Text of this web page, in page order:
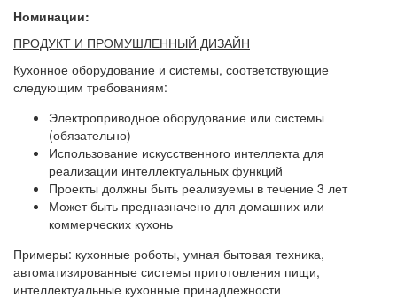
Номинации:
ПРОДУКТ И ПРОМУШЛЕННЫЙ ДИЗАЙН
Кухонное оборудование и системы, соответствующие
следующим требованиям:
Электроприводное оборудование или системы
(обязательно)
Использование искусственного интеллекта для
реализации интеллектуальных функций
Проекты должны быть реализуемы в течение 3 лет
Может быть предназначено для домашних или
коммерческих кухонь
Примеры: кухонные роботы, умная бытовая техника,
автоматизированные системы приготовления пищи,
интеллектуальные кухонные принадлежности